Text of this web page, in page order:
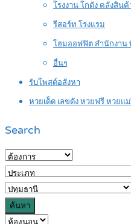
โรงงาน โกดัง คลังสินค้
รีสอร์ท โรงแรม
โฮมออฟฟิต สำนักงาน
อื่นๆ
รับโพสต์อสังหา
หวยเด็ด เลขดัง หวยฟรี หวยแ
Search
ค้นหา